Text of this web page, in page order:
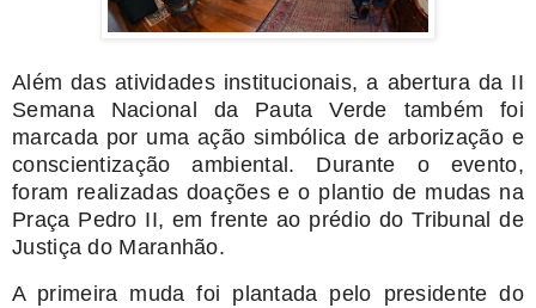
Além das atividades institucionais, a abertura da II
Semana Nacional da Pauta Verde também foi
marcada por uma ação simbólica de arborização e
conscientização ambiental. Durante o evento,
foram realizadas doações e o plantio de mudas na
Praça Pedro II, em frente ao prédio do Tribunal de
Justiça do Maranhão.
A primeira muda foi plantada pelo presidente do